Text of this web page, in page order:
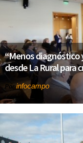
“Menos diagnóstico
desde La Rural para
Porinfocampo